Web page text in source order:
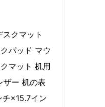
クマット
パッド マウ
マット 机用
ザー 机の表
×15.7イン